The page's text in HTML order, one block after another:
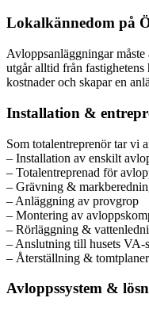
Lokalkännedom på
Avloppsanläggningar
utgår alltid från
kostnader och skapar en
Installation &
Som totalentreprenör tar vi
– Installation av enskilt
– Totalentreprenad för
– Grävning &
– Anläggning av provgrop
– Montering av
– Rörläggning &
– Anslutning till husets VA-
– Återställning &
Avloppssystem &